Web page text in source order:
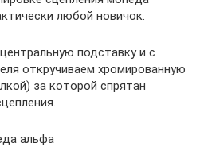
любой новичок.
подставку и с
откручиваем хромированную
за которой спрятан
альфа